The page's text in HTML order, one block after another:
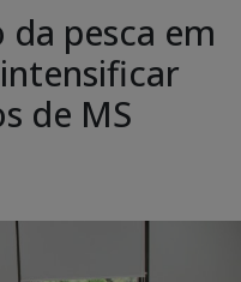
pesca em
de MS